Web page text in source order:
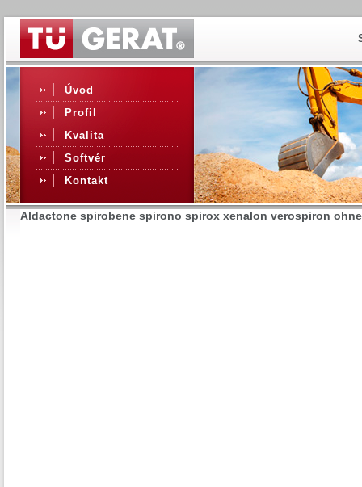
Úvod
Profil
Kvalita
Softvér
Kontakt
Aldactone spirobene spirono spirox xenalon verospiron